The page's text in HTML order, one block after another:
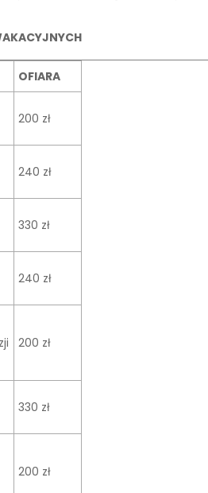
OFIARA
200 zł
240 zł
330 zł
240 zł
200 zł
330 zł
200 zł